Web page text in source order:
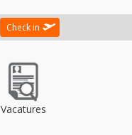
Check in
Vacatures